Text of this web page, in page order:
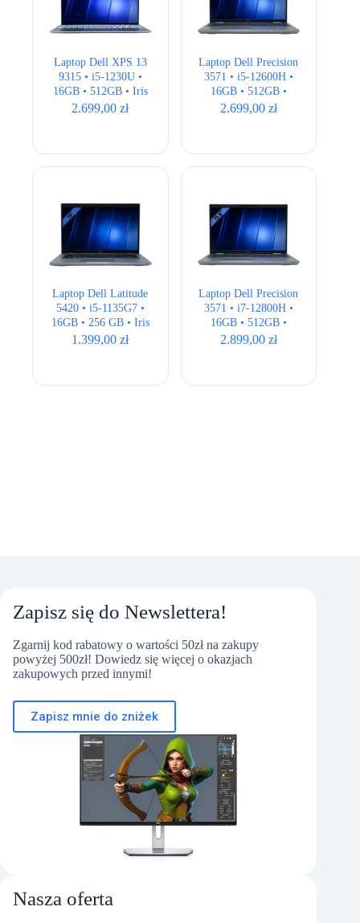
Laptop Dell XPS 13
9315 • i5-1230U •
16GB • 512GB • Iris
Xe • 13,4″ Full HD+
2.699,00zł
Laptop Dell Precision
3571 • i5-12600H •
16GB • 512GB •
T600 4GB • 15,6″
2.699,00 zł
Laptop Dell Latitude
5420 • i5-1135G7 •
16GB • 256 GB • Iris
Xe • 14″ Full HD
1.399,00zł
Laptop Dell Precision
3571 • i7-12800H •
16GB • 512GB •
T600 4GB • 15,6″
2.899,00 zł
Zapisz się do Newslettera!
Zgarnij kod rabatowy o wartości 50zł na zakupy
powyżej 500zł! Dowiedz się więcej o okazjach
zakupowych przed innymi!
Zapisz mnie do zniżek
Nasza oferta